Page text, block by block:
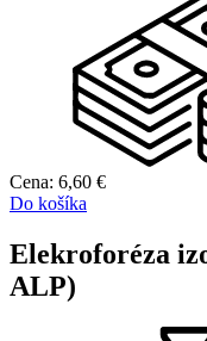
Cena: 6,60 €
Do košíka
Elekroforéza
ALP)